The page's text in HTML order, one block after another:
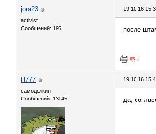
jora23
activist
Сообщений: 195
19.10.16
после
H777
самоделкин
Сообщений: 13145
19.10.16
да,